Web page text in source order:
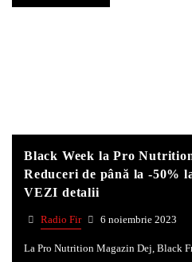
Black Week la Pro
Reduceri de până la -50%
VEZI detalii
Radio Fir 6 noiembrie 2023
La Pro Nutrition Magazin Dej, Black